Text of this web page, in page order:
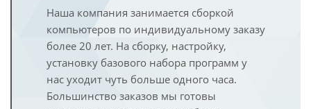
Наша компания занимается сборкой
компьютеров по индивидуальному заказу
более 20 лет. На сборку, настройку,
установку базового набора программ у
нас уходит чуть больше одного часа.
Большинство заказов мы готовы